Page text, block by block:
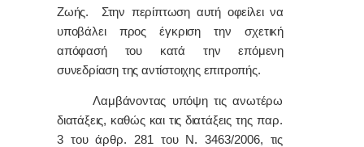
Ζωής. Στην περίπτωση αυτή οφείλει να
υποβάλει προς έγκριση την σχετική
απόφασή του κατά την επόμενη
συνεδρίαση της αντίστοιχης επιτροπής.
Λαμβάνοντας υπόψη τις ανωτέρω
διατάξεις, καθώς και τις διατάξεις της παρ.
3 του άρθρ. 281 του Ν. 3463/2006,
τις